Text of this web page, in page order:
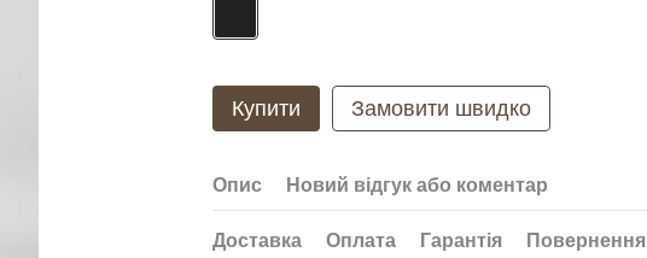
Купити Замовити швидко
Опис Новий відгук або коментар
Доставка Оплата Гарантія Повернення